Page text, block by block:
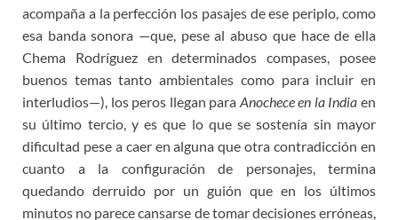
acompaña a la perfección los pasajes de ese periplo, como
esa banda sonora —que, pese al abuso que hace de ella
Chema Rodríguez en determinados compases, posee
buenos temas tanto ambientales como para incluir en
interludios—), los peros llegan para Anochece en la India en
su último tercio, y es que lo que se sostenía sin mayor
dificultad pese a caer en alguna que otra contradicción en
cuanto a la configuración de personajes, termina
quedando derruido por un guión que en los últimos
minutos no parece cansarse de tomar decisiones erróneas,